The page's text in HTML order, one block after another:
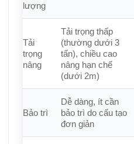
lượng
Tải
trọng
nâng
Tải trọng thấp
(thường dưới 3
tấn), chiều cao
nâng hạn chế
(dưới 2m)
Bảo trì
Dễ dàng, ít cần
bảo trì do cấu tạo
đơn giản